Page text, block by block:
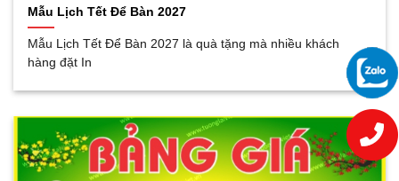
Mẫu Lịch Tết Để Bàn 2027
Mẫu Lịch Tết Để Bàn 2027 là quà tặng mà nhiều khách
hàng đặt In